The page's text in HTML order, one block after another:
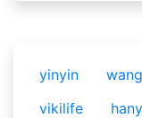
yinyin
vikilife